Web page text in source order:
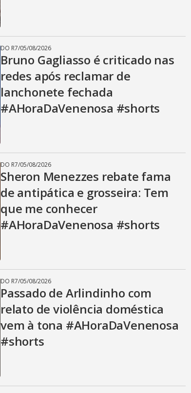
DO R7/05/08/2026
Bruno Gagliasso é criticado nas
redes após reclamar de
lanchonete fechada
#AHoraDaVenenosa #shorts
DO R7/05/08/2026
Sheron Menezzes rebate fama
de antipática e grosseira: Tem
que me conhecer
#AHoraDaVenenosa #shorts
DO R7/05/08/2026
Passado de Arlindinho com
relato de violência doméstica
vem à tona #AHoraDaVenenosa
#shorts